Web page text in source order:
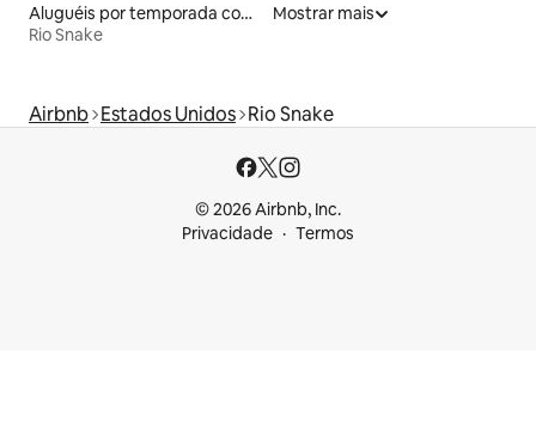
Aluguéis por temporada com acesso à praia
Rio Snake
Mostrar mais
Airbnb Estados Unidos Rio Snake
© 2026 Airbnb, Inc.
Privacidade
Termos